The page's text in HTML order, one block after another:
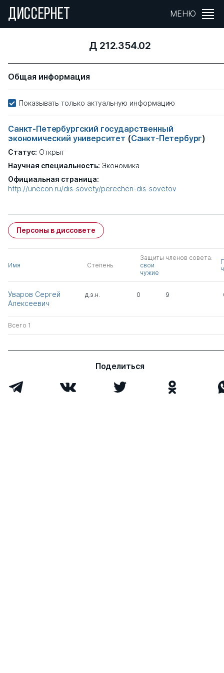
ДИССЕРНЕТ МЕНЮ
Д 212.354.02
Общая информация
Показывать только актуальную информацию
Санкт-Петербургский государственный
экономический университет (Санкт-Петербург)
Статус: Открыт
Научная специальность: Экономика
Официальная страница:
http://unecon.ru/dis-sovety/perechen-dis-sovetov
Персоны в диссовете
Имя Степень
Защиты членов совета:
свои
чужие
Уваров Сергей
Алексеевич
д.э.н. 0 9
Всего 1
Поделиться